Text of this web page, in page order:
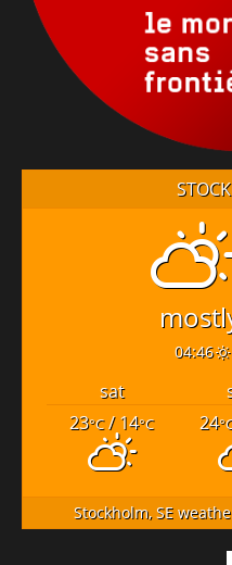
04:46
sat
23°C/ 14°C 24
Stockholm, SE